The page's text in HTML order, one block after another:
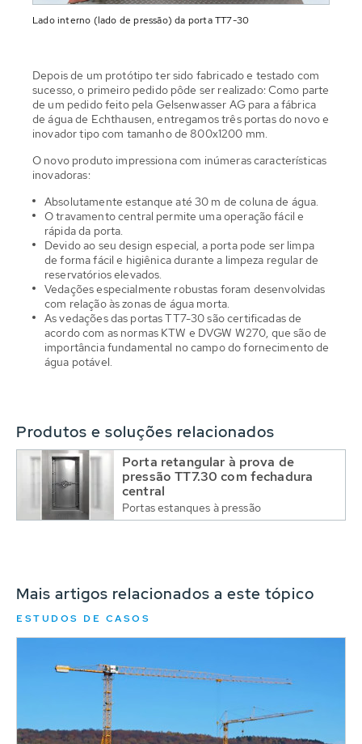
Lado interno (lado de pressão) da porta TT7-30
Depois de um protótipo ter sido fabricado e testado com
sucesso, o primeiro pedido pôde ser realizado: Como parte
de um pedido feito pela Gelsenwasser AG para a fábrica
de água de Echthausen, entregamos três portas do novo e
inovador tipo com tamanho de 800x1200 mm.
O novo produto impressiona com inúmeras características
inovadoras:
Absolutamente estanque até 30 m de coluna de água.
O travamento central permite uma operação fácil e
rápida da porta.
Devido ao seu design especial, a porta pode ser limpa
de forma fácil e higiênica durante a limpeza regular de
reservatórios elevados.
Vedações especialmente robustas foram desenvolvidas
com relação às zonas de água morta.
As vedações das portas TT7-30 são certificadas de
acordo com as normas KTW e DVGW W270, que são de
importância fundamental no campo do fornecimento de
água potável.
Produtos e soluções relacionados
Porta retangular à prova de
pressão TT7.30 com fechadura
central
Portas estanques à pressão
Mais artigos relacionados a este tópico
ESTUDOS DE CASOS